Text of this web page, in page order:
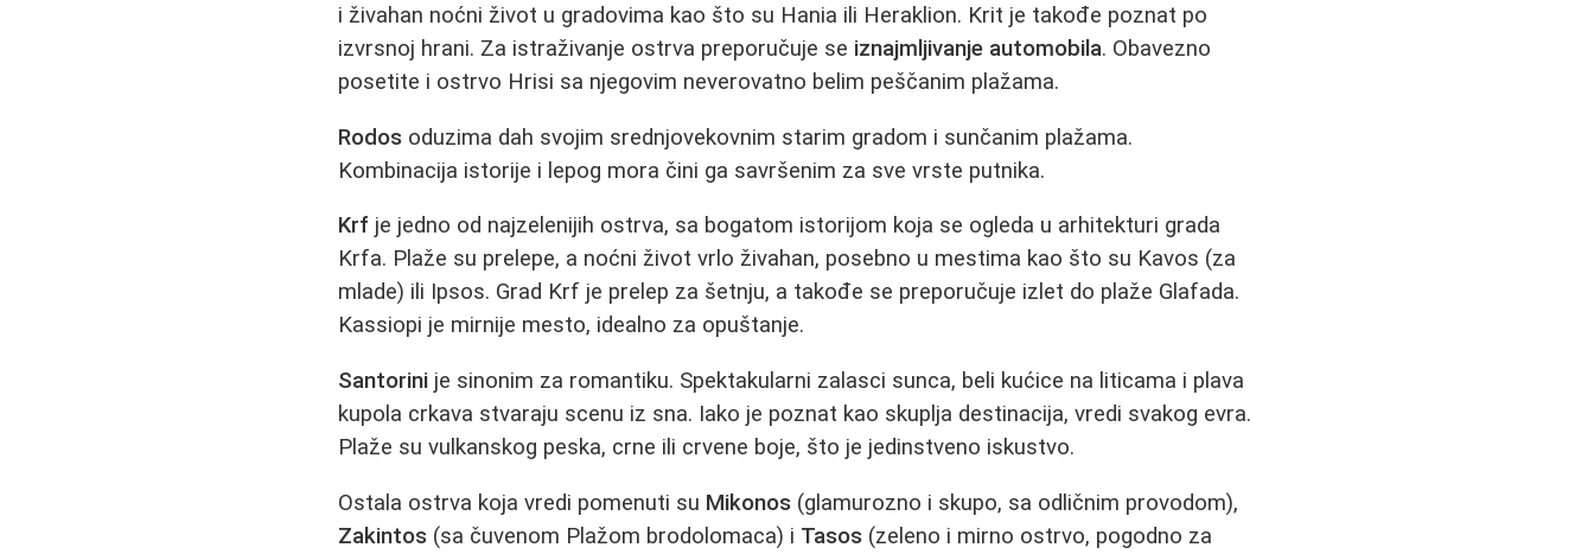
i živahan noćni život u gradovima kao što su Hania ili Heraklion. Krit je takođe poznat po
izvrsnoj hrani. Za istraživanje ostrva preporučuje se iznajmljivanje automobila. Obavezno
posetite i ostrvo Hrisi sa njegovim neverovatno belim peščanim plažama.
Rodos oduzima dah svojim srednjovekovnim starim gradom i sunčanim plažama.
Kombinacija istorije i lepog mora čini ga savršenim za sve vrste putnika.
Krf je jedno od najzelenijih ostrva, sa bogatom istorijom koja se ogleda u arhitekturi grada
Krfa. Plaže su prelepe, a noćni život vrlo živahan, posebno u mestima kao što su Kavos (za
mlade) ili Ipsos. Grad Krf je prelep za šetnju, a takođe se preporučuje izlet do plaže Glafada.
Kassiopi je mirnije mesto, idealno za opuštanje.
Santorini je sinonim za romantiku. Spektakularni zalasci sunca, beli kućice na liticama i plava
kupola crkava stvaraju scenu iz sna. Iako je poznat kao skuplja destinacija, vredi svakog evra.
Plaže su vulkanskog peska, crne ili crvene boje, što je jedinstveno iskustvo.
Ostala ostrva koja vredi pomenuti su Mikonos (glamurozno i skupo, sa odličnim provodom),
Zakintos (sa čuvenom Plažom brodolomaca) i Tasos (zeleno i mirno ostrvo, pogodno za